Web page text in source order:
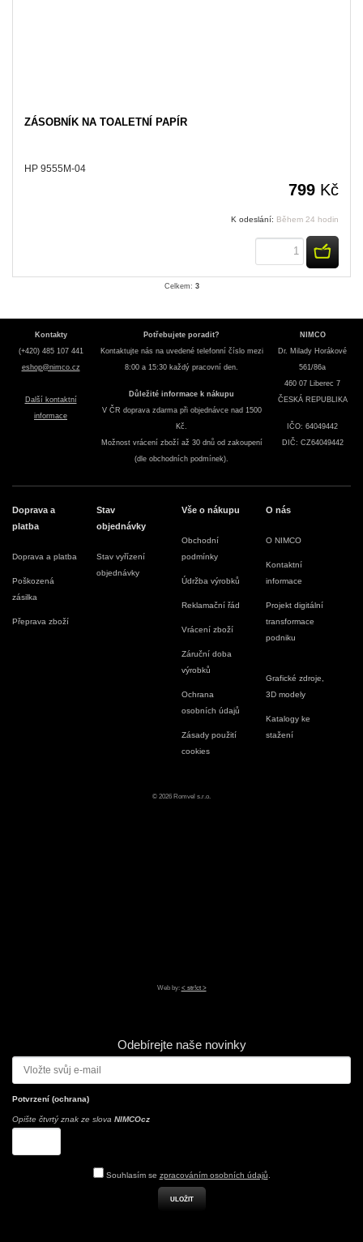
ZÁSOBNÍK NA TOALETNÍ PAPÍR
HP 9555M-04
799 Kč
K odeslání: Během 24 hodin
Celkem: 3
Kontakty
(+420) 485 107 441
eshop@nimco.cz
Další kontaktní
informace
Potřebujete poradit?
Kontaktujte nás na uvedené telefonní číslo mezi
8:00 a 15:30 každý pracovní den.
Důležité informace k nákupu
V ČR doprava zdarma při objednávce nad 1500
Kč.
Možnost vrácení zboží až 30 dnů od zakoupení
(dle obchodních podmínek).
NIMCO
Dr. Milady Horákové
561/86a
460 07 Liberec 7
ČESKÁ REPUBLIKA
IČO: 64049442
DIČ: CZ64049442
Doprava a
platba
Doprava a platba
Poškozená
zásilka
Přeprava zboží
Stav
objednávky
Stav vyřízení
objednávky
Vše o nákupu
Obchodní
podmínky
Údržba výrobků
Reklamační řád
Vrácení zboží
Záruční doba
výrobků
Ochrana
osobních údajů
Zásady použití
cookies
O nás
O NIMCO
Kontaktní
informace
Projekt digitální
transformace
podniku
Grafické zdroje,
3D modely
Katalogy ke
stažení
© 2026 Romvel s.r.o.
Web by: < str!ct >
Odebírejte naše novinky
Potvrzení (ochrana)
Opište čtvrtý znak ze slova NIMCOcz
Souhlasím se zpracováním osobních údajů